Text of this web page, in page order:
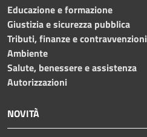
Educazione e formazione
Giustizia e sicurezza pubblica
Tributi, finanze e contravvenzioni
Ambiente
Salute, benessere e assistenza
Autorizzazioni
NOVITÀ